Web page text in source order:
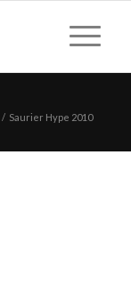
/ Saurier Hype 2010